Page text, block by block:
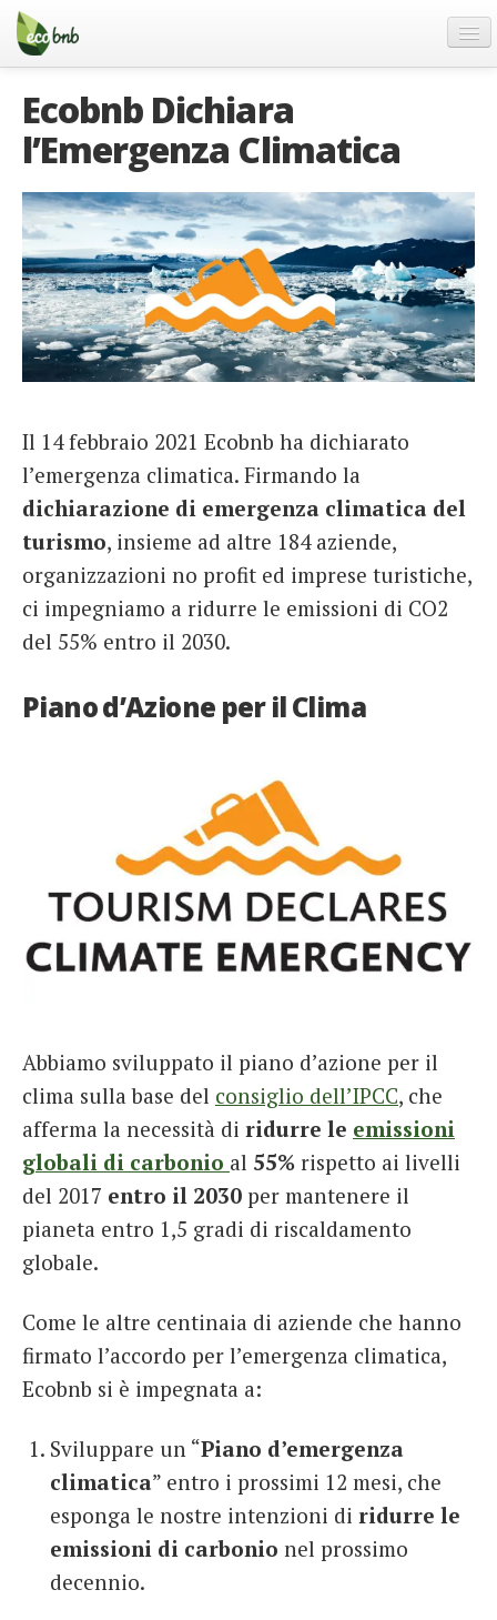
Menu
Salta
contenuto
Offerte Speciali
Regali
FAQ
Chi Siamo
Partner
Contatti
Italiano
English
Spanish
Italiano
Ecobnb Dichiara
l’Emergenza Climatica
Il 14 febbraio 2021 Ecobnb ha dichiarato
l’emergenza climatica. Firmando la
dichiarazione di emergenza climatica del
turismo, insieme ad altre 184 aziende,
organizzazioni no profit ed imprese turistiche,
ci impegniamo a ridurre le emissioni di CO2
del 55% entro il 2030.
Piano d’Azione per il Clima
Abbiamo sviluppato il piano d’azione per il
clima sulla base del consiglio dell’IPCC, che
afferma la necessità di ridurre le emissioni
globali di carbonio al 55% rispetto ai livelli
del 2017 entro il 2030 per mantenere il
pianeta entro 1,5 gradi di riscaldamento
globale.
Come le altre centinaia di aziende che hanno
firmato l’accordo per l’emergenza climatica,
Ecobnb si è impegnata a:
Sviluppare un “Piano d’emergenza
climatica” entro i prossimi 12 mesi, che
esponga le nostre intenzioni di ridurre le
emissioni di carbonio nel prossimo
decennio.